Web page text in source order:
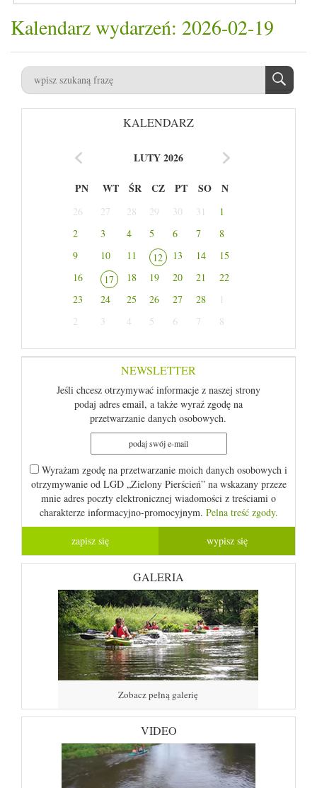
Kalendarz wydarzeń: 2026-02-19
KALENDARZ
LUTY 2026
PN WT ŚR CZ PT SO N
26 27 28 29 30 31
1
2
3 4 5 6 7
8
9
10 11 12 13 14
15
16
17 18 19 20 21
22
23
24 25 26 27 28
1
2
3 4 5 6 7 8
NEWSLETTER
Jeśli chcesz otrzymywać informacje z naszej strony
podaj adres email, a także wyraź zgodę na
przetwarzanie danych osobowych.
Wyrażam zgodę na przetwarzanie moich danych osobowych i
otrzymywanie od LGD „Zielony Pierścień” na wskazany przeze
mnie adres poczty elektronicznej wiadomości z treściami o
charakterze informacyjno-promocyjnym. Pelna treść zgody.
GALERIA
Zobacz pełną galerię
VIDEO